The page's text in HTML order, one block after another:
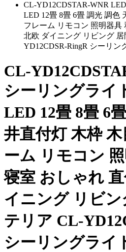
CL-YD12CDSTAR-WNR
LED 12畳 8畳 6畳 調光 調色
フレーム リモコン 照明器具
北欧 ダイニング リビング
YD12CDSR-RingR シーリン
CL-
シーリングライ
LED 12畳 8畳 6
井直付灯 木枠
ーム リモコン
寝室 おしゃれ
イニング リビン
テリア CL-
シーリングライ